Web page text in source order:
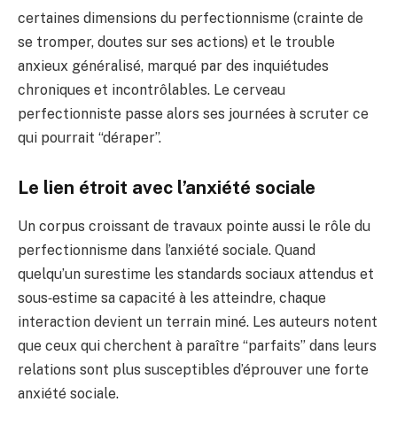
certaines dimensions du perfectionnisme (crainte de
se tromper, doutes sur ses actions) et le trouble
anxieux généralisé, marqué par des inquiétudes
chroniques et incontrôlables. Le cerveau
perfectionniste passe alors ses journées à scruter ce
qui pourrait “déraper”.
Le lien étroit avec l’anxiété sociale
Un corpus croissant de travaux pointe aussi le rôle du
perfectionnisme dans l’anxiété sociale. Quand
quelqu’un surestime les standards sociaux attendus et
sous‑estime sa capacité à les atteindre, chaque
interaction devient un terrain miné. Les auteurs notent
que ceux qui cherchent à paraître “parfaits” dans leurs
relations sont plus susceptibles d’éprouver une forte
anxiété sociale.